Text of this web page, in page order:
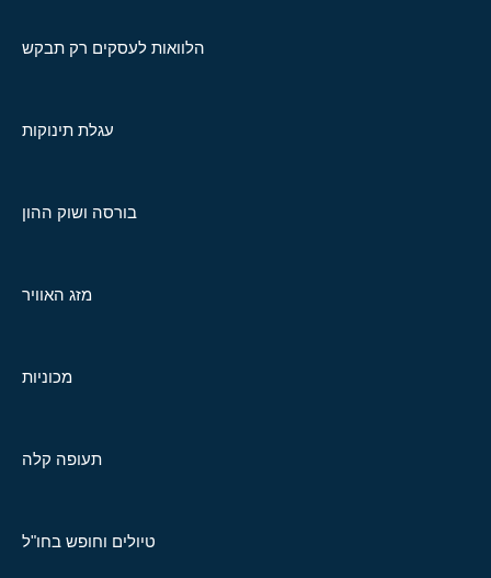
הלוואות לעסקים רק תבקש
עגלת תינוקות
בורסה ושוק ההון
מזג האוויר
מכוניות
תעופה קלה
טיולים וחופש בחו"ל